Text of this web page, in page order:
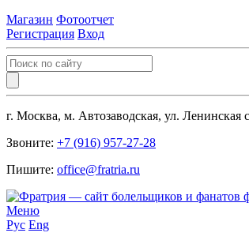
Магазин Фотоотчет
Регистрация Вход
г. Москва, м. Автозаводская, ул.
Звоните: +7 (916) 957-27-28
Пишите: office@fratria.ru
Меню
Рус Eng